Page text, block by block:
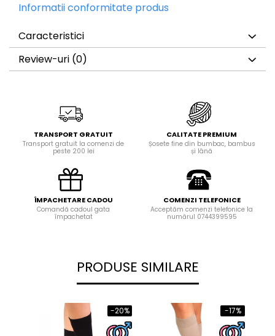
Informatii conformitate produs
Caracteristici
Review-uri (0)
TRANSPORT GRATUIT
Transport gratuit la comenzi de
peste 200 lei
CALITATE PREMIUM
Șosete fine din bumbac, bambus
și lână
ÎMPACHETARE CADOU
Comandă cadoul gata
împachetat
COMENZI TELEFONICE
Acceptăm comenzi telefonice la
numărul 0744399595
PRODUSE SIMILARE
-20% -17%